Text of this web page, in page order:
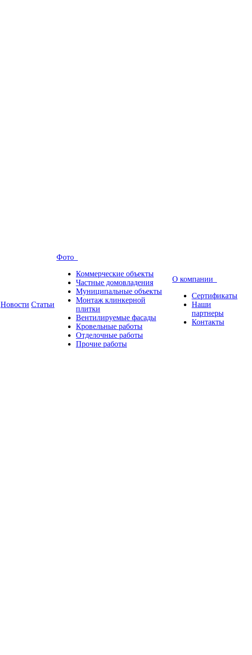
Новости Статьи
Фото
Коммерческие объекты
Частные домовладения
Муниципальные объекты
Монтаж клинкерной
плитки
Вентилируемые фасады
Кровельные работы
Отделочные работы
Прочие работы
О компании
Сертификаты
Наши
партнеры
Контакты